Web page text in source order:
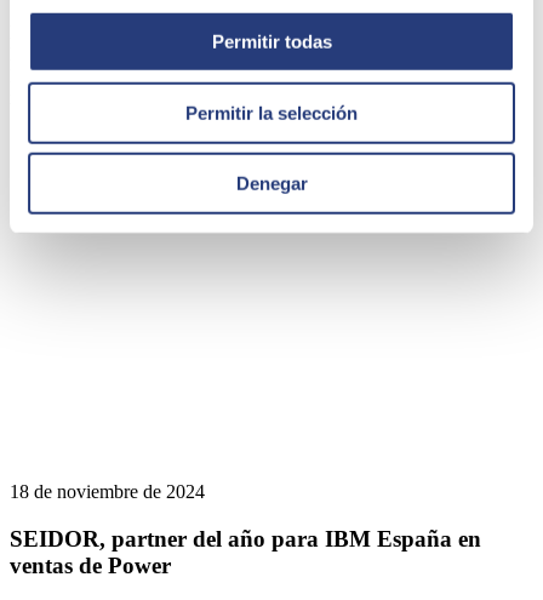
Permitir todas
Permitir la selección
Denegar
La consultora tecnológica SEIDOR ha sido seleccionada por
Microsoft para formar parte del grupo de élite del Responsible AI
Innovation Center (RAIIC), un programa que impulsa la
SEIDOR
18 de noviembre de 2024
SEIDOR, partner del año para IBM España en
ventas de Power